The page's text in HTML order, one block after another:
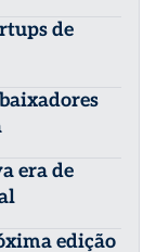
de
era de
edição